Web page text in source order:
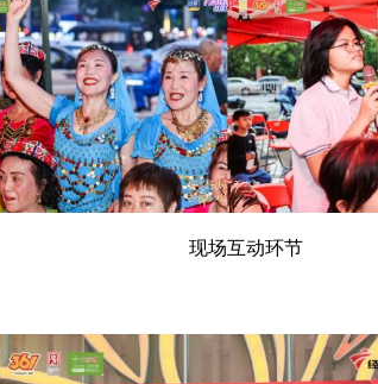
现场互动环节